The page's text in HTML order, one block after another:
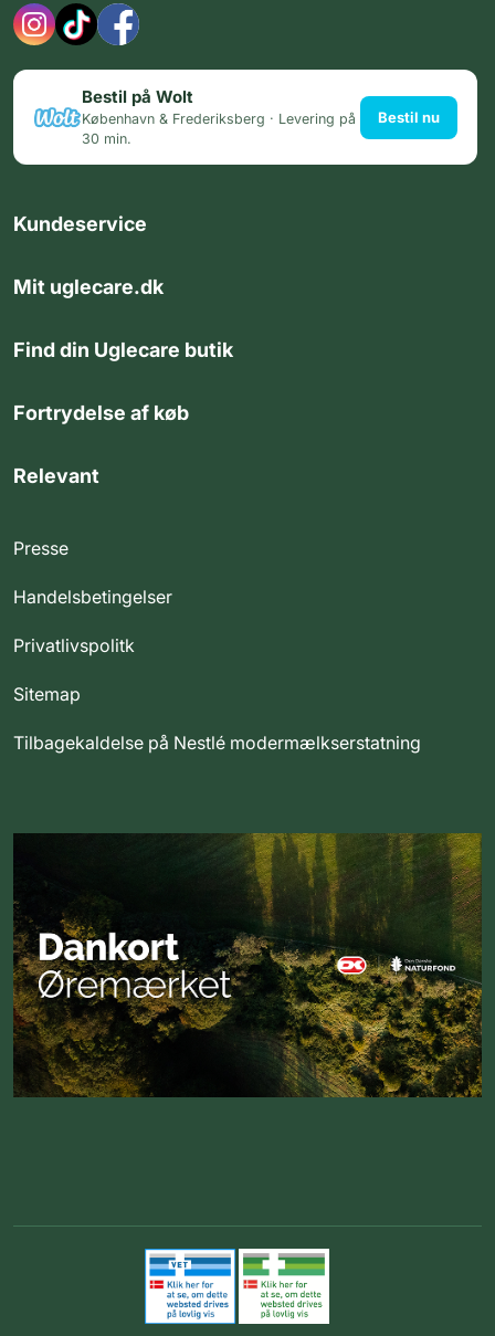
Bestil på Wolt
København & Frederiksberg · Levering på
30 min.
Bestil nu
Kundeservice
Mit uglecare.dk
Find din Uglecare butik
Fortrydelse af køb
Relevant
Presse
Handelsbetingelser
Privatlivspolitk
Sitemap
Tilbagekaldelse på Nestlé modermælkserstatning